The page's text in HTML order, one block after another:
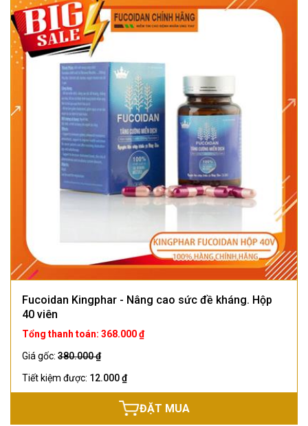
Fucoidan Kingphar - Nâng cao sức đề kháng. Hộp
40 viên
Tổng thanh toán: 368.000 ₫
Giá gốc: 380.000 ₫
Tiết kiệm được: 12.000 ₫
ĐẶT MUA